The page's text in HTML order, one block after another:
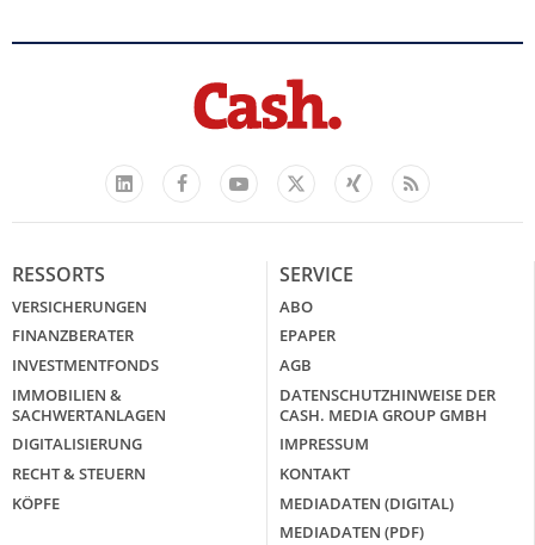
LinkedIn
FacebookYouTube
X
Xing Feed
RESSORTS
VERSICHERUNGEN
FINANZBERATER
INVESTMENTFONDS
IMMOBILIEN &
SACHWERTANLAGEN
DIGITALISIERUNG
RECHT & STEUERN
KÖPFE
SERVICE
ABO
EPAPER
AGB
DATENSCHUTZHINWEISE DER
CASH. MEDIA GROUP GMBH
IMPRESSUM
KONTAKT
MEDIADATEN (DIGITAL)
MEDIADATEN (PDF)